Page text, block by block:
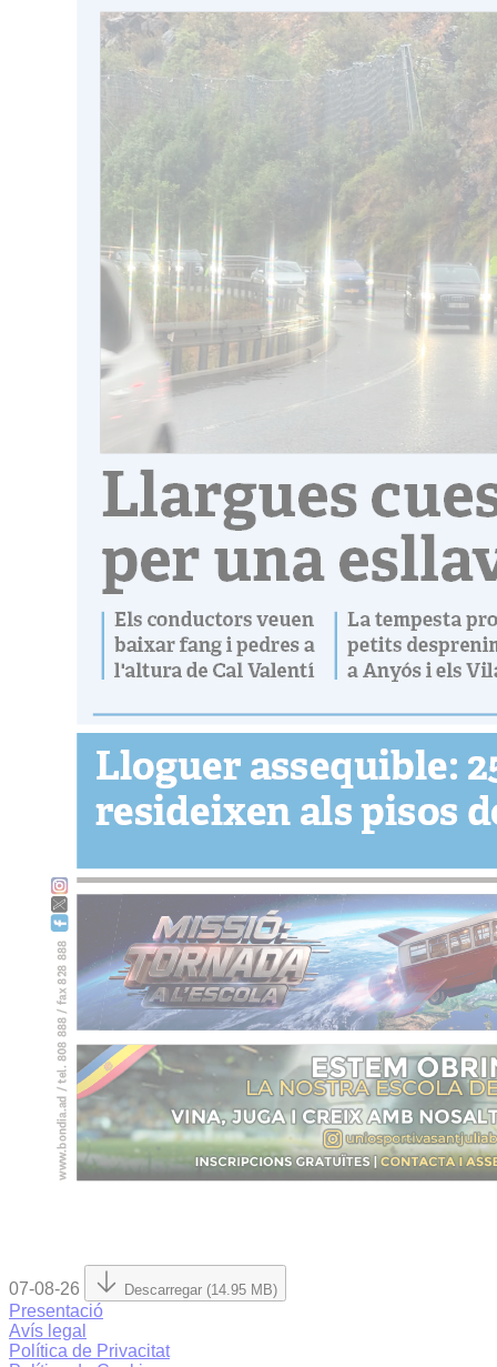
07-08-26 Descarregar (14.95 MB)
Presentació
Avís legal
Política de Privacitat